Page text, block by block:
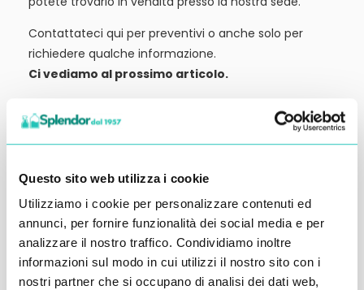
Questo sito web utilizza i cookie
Utilizziamo i cookie per personalizzare contenuti ed
annunci, per fornire funzionalità dei social media e per
analizzare il nostro traffico. Condividiamo inoltre
informazioni sul modo in cui utilizzi il nostro sito con i
nostri partner che si occupano di analisi dei dati web,
Contattateci qui per preventivi o anche solo per
richiedere qualche informazione.
Ci vediamo al prossimo articolo.
Inserisci i tuoi dati qui, ti ricontatteremo
entro 48 ore